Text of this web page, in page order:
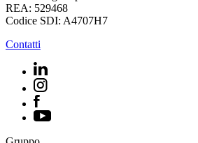
REA: 529468
Codice SDI: A4707H7
Contatti